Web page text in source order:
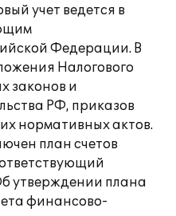
учет ведется в
Федерации. В
Налогового
законов и
РФ, приказов
нормативных актов.
план счетов
утверждении плана
финансово-